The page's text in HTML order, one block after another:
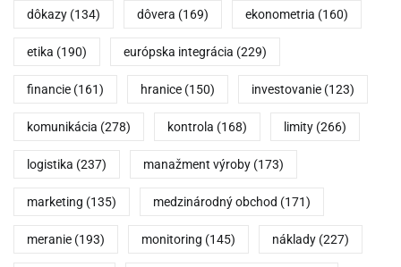
dôkazy (134) dôvera (169) ekonometria (160)
etika (190) európska integrácia (229)
financie (161) hranice (150) investovanie (123)
komunikácia (278) kontrola (168) limity (266)
logistika (237) manažment výroby (173)
marketing (135) medzinárodný obchod (171)
meranie (193) monitoring (145) náklady (227)